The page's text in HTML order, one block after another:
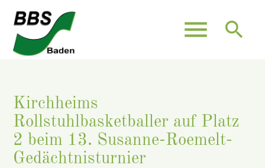
menu search
Kirchheims
Rollstuhlbasketballer auf Platz
2 beim 13. Susanne-Roemelt-
Gedächtnisturnier